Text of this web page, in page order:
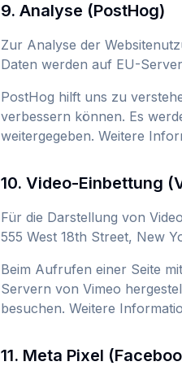
9. Analyse (PostHog)
Zur Analyse der
Daten werden auf EU-
PostHog hilft uns zu
verbessern können. Es
weitergegeben. Weitere
10. Video-Einbettung
Für die Darstellung von
555 West 18th Street, New
Beim Aufrufen einer Seite
Servern von Vimeo
besuchen. Weitere
11. Meta Pixel